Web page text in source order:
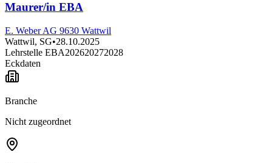
Maurer/in EBA
E. Weber AG 9630 Wattwil
Wattwil, SG•28.10.2025
Lehrstelle EBA202620272028
Eckdaten
Branche
Nicht zugeordnet